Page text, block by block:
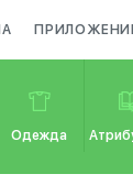
Одежда